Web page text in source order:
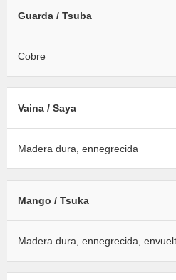
Guarda / Tsuba
Cobre
Vaina / Saya
Madera dura, ennegrecida
Mango / Tsuka
Madera dura, ennegrecida,